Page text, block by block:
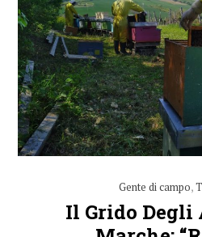
Gente di campo,
Il Grido